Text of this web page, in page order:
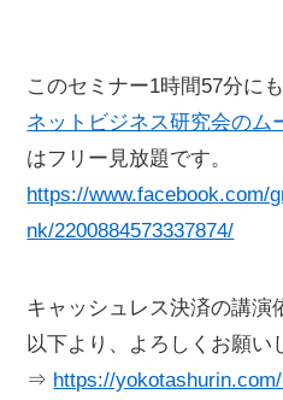
このセミナー1時間57分に
ネットビジネス研究会のム
はフリー見放題です。
https://www.facebook.com/
nk/2200884573337874/
キャッシュレス決済の講演
以下より、よろしくお願い
⇒ https://